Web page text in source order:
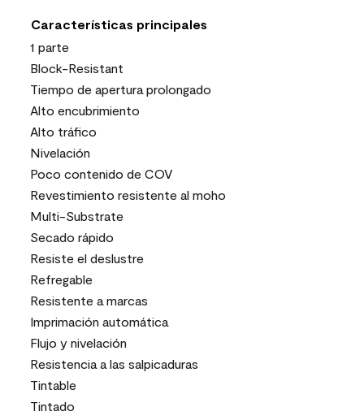
Características principales
1 parte
Block-Resistant
Tiempo de apertura prolongado
Alto encubrimiento
Alto tráfico
Nivelación
Poco contenido de COV
Revestimiento resistente al moho
Multi-Substrate
Secado rápido
Resiste el deslustre
Refregable
Resistente a marcas
Imprimación automática
Flujo y nivelación
Resistencia a las salpicaduras
Tintable
Tintado